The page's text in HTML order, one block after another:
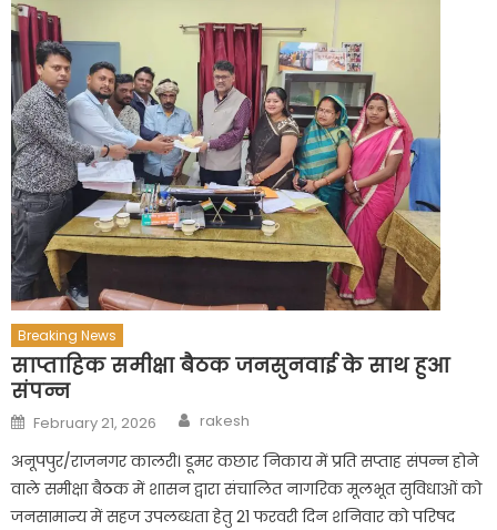
Breaking News
साप्ताहिक समीक्षा बैठक जनसुनवाई के साथ हुआ
संपन्न
Posted
on
February 21, 2026 Author
rakesh
अनूपपुर/राजनगर कालरी। डूमर कछार निकाय में प्रति सप्ताह संपन्न होने
वाले समीक्षा बैठक में शासन द्वारा संचालित नागरिक मूलभूत सुविधाओं को
जनसामान्य में सहज उपलब्धता हेतु 21 फरवरी दिन शनिवार को परिषद